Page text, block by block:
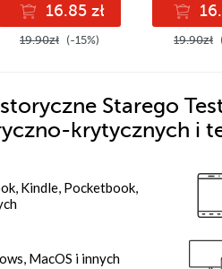
16.85 zł
19.90zł (-15%) 19.90zł
Starego
krytycznych i
Kindle, Pocketbook,
MacOS i innych